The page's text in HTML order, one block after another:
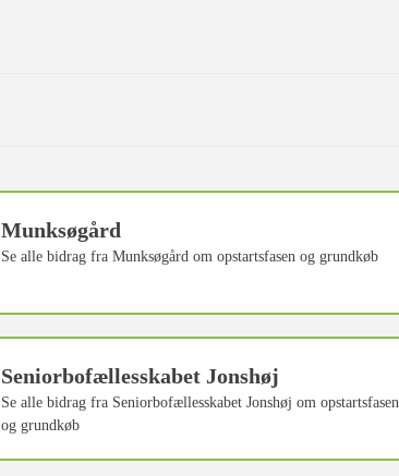
Munksøgård
Se alle bidrag fra Munksøgård om opstartsfasen og grundkøb
Seniorbofællesskabet Jonshøj
Se alle bidrag fra Seniorbofællesskabet Jonshøj om opstartsfasen
og grundkøb